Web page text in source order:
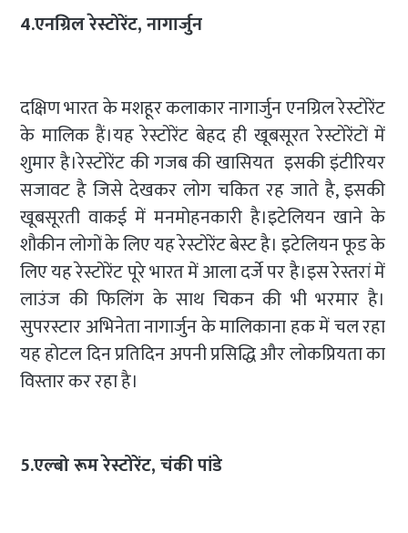
4.एनग्रिल रेस्टोरेंट, नागार्जुन
दक्षिण भारत के मशहूर कलाकार नागार्जुन एनग्रिल रेस्टोरेंट
के मालिक हैं।यह रेस्टोरेंट बेहद ही खूबसूरत रेस्टोरेंटों में
शुमार है।रेस्टोरेंट की गजब की खासियत इसकी इंटीरियर
सजावट है जिसे देखकर लोग चकित रह जाते है, इसकी
खूबसूरती वाकई में मनमोहनकारी है।इटेलियन खाने के
शौकीन लोगों के लिए यह रेस्टोरेंट बेस्ट है। इटेलियन फूड के
लिए यह रेस्टोरेंट पूरे भारत में आला दर्जे पर है।इस रेस्तरां में
लाउंज की फिलिंग के साथ चिकन की भी भरमार है।
सुपरस्टार अभिनेता नागार्जुन के मालिकाना हक में चल रहा
यह होटल दिन प्रतिदिन अपनी प्रसिद्धि और लोकप्रियता का
विस्तार कर रहा है।
5.एल्बो रूम रेस्टोरेंट, चंकी पांडे